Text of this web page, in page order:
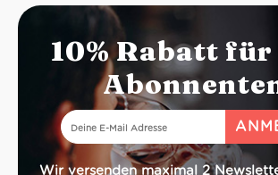
10% Rabatt für
Wir versenden maximal 2